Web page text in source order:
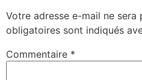
Votre adresse e-mail ne sera
obligatoires sont indiqués
Commentaire *